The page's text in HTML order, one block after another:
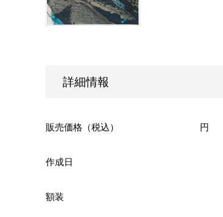
詳細情報
販売価格（税込） 円
作成日
額装